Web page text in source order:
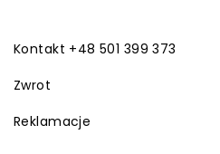
Kontakt +48 501 399 373
Zwrot
Reklamacje